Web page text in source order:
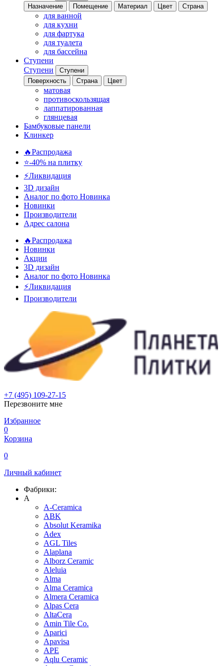
Назначение
Помещение Материал Цвет Страна
для ванной
для кухни
для фартука
для туалета
для бассейна
Ступени
Ступени
Ступени
Поверхность
Страна Цвет
матовая
противоскользящая
лаппатированная
глянцевая
Бамбуковые панели
Клинкер
🔥Распродажа
⭐-40% на плитку
⚡️Ликвидация
3D дизайн
Аналог по фото Новинка
Новинки
Производители
Адрес салона
🔥Распродажа
Новинки
Акции
3D дизайн
Аналог по фото Новинка
⚡Ликвидация
Производители
+7 (495) 109-27-15
Перезвоните мне
Избранное
0
Корзина
0
Личный кабинет
Фабрики:
A
A-Ceramica
ABK
Absolut Keramika
Adex
AGL Tiles
Alaplana
Alborz Ceramic
Aleluia
Alma
Alma Ceramica
Almera Ceramica
Alpas Cera
AltaCera
Amin Tile Co.
Aparici
Apavisa
APE
Aqlu Ceramic